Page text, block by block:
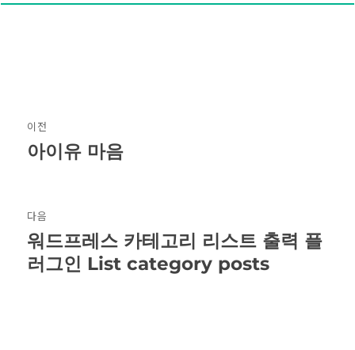
탐
이전
이
아이유 마음
다음
다
음
워드프레스 카테고리 리스트 출력 플
러그인 List category posts